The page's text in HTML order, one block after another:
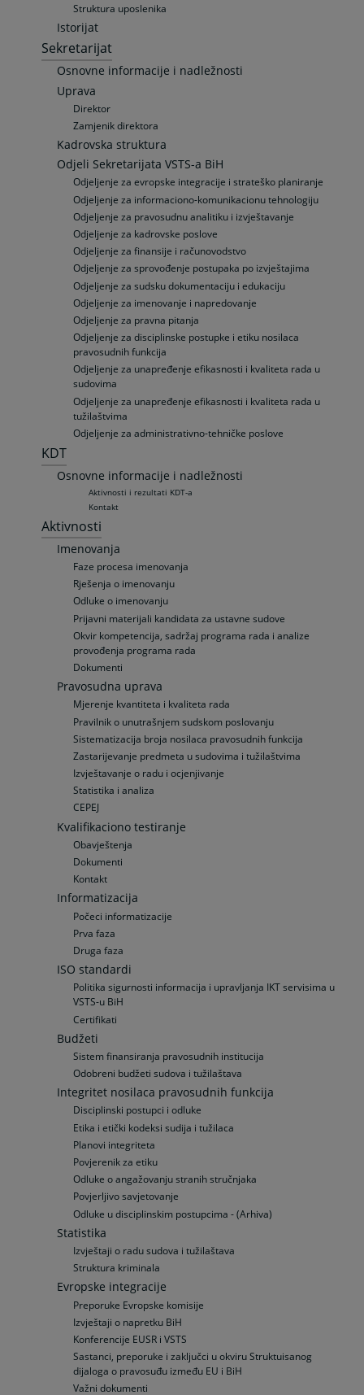
Struktura uposlenika
Istorijat
Sekretarijat
Osnovne informacije i nadležnosti
Uprava
Direktor
Zamjenik direktora
Kadrovska struktura
Odjeli Sekretarijata VSTS-a BiH
Odjeljenje za evropske integracije i strateško planiranje
Odjeljenje za informaciono-komunikacionu tehnologiju
Odjeljenje za pravosudnu analitiku i izvještavanje
Odjeljenje za kadrovske poslove
Odjeljenje za finansije i računovodstvo
Odjeljenje za sprovođenje postupaka po izvještajima
Odjeljenje za sudsku dokumentaciju i edukaciju
Odjeljenje za imenovanje i napredovanje
Odjeljenje za pravna pitanja
Odjeljenje za disciplinske postupke i etiku nosilaca
pravosudnih funkcija
Odjeljenje za unapređenje efikasnosti i kvaliteta rada u
sudovima
Odjeljenje za unapređenje efikasnosti i kvaliteta rada u
tužilaštvima
Odjeljenje za administrativno-tehničke poslove
KDT
Osnovne informacije i nadležnosti
Aktivnosti i rezultati KDT-a
Kontakt
Aktivnosti
Imenovanja
Faze procesa imenovanja
Rješenja o imenovanju
Odluke o imenovanju
Prijavni materijali kandidata za ustavne sudove
Okvir kompetencija, sadržaj programa rada i analize
provođenja programa rada
Dokumenti
Pravosudna uprava
Mjerenje kvantiteta i kvaliteta rada
Pravilnik o unutrašnjem sudskom poslovanju
Sistematizacija broja nosilaca pravosudnih funkcija
Zastarijevanje predmeta u sudovima i tužilaštvima
Izvještavanje o radu i ocjenjivanje
Statistika i analiza
CEPEJ
Kvalifikaciono testiranje
Obavještenja
Dokumenti
Kontakt
Informatizacija
Počeci informatizacije
Prva faza
Druga faza
ISO standardi
Politika sigurnosti informacija i upravljanja IKT servisima u
VSTS-u BiH
Certifikati
Budžeti
Sistem finansiranja pravosudnih institucija
Odobreni budžeti sudova i tužilaštava
Integritet nosilaca pravosudnih funkcija
Disciplinski postupci i odluke
Etika i etički kodeksi sudija i tužilaca
Planovi integriteta
Povjerenik za etiku
Odluke o angažovanju stranih stručnjaka
Povjerljivo savjetovanje
Odluke u disciplinskim postupcima - (Arhiva)
Statistika
Izvještaji o radu sudova i tužilaštava
Struktura kriminala
Evropske integracije
Preporuke Evropske komisije
Izvještaji o napretku BiH
Konferencije EUSR i VSTS
Sastanci, preporuke i zaključci u okviru Struktuisanog
dijaloga o pravosuđu između EU i BiH
Važni dokumenti